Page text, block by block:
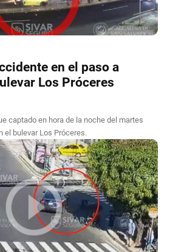
en el paso a
Los Próceres
captado en hora de la noche del martes
el bulevar Los Próceres.